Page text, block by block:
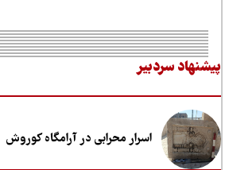
سردبیر
اسرار محرابی در آرامگاه کوروش